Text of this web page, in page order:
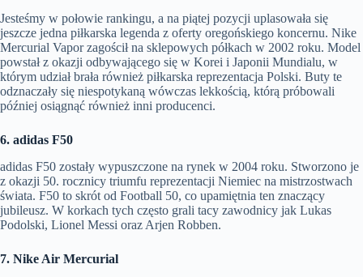
Jesteśmy w połowie rankingu, a na piątej pozycji uplasowała się
jeszcze jedna piłkarska legenda z oferty oregońskiego koncernu. Nike
Mercurial Vapor zagościł na sklepowych półkach w 2002 roku. Model
powstał z okazji odbywającego się w Korei i Japonii Mundialu, w
którym udział brała również piłkarska reprezentacja Polski. Buty te
odznaczały się niespotykaną wówczas lekkością, którą próbowali
później osiągnąć również inni producenci.
6. adidas F50
adidas F50 zostały wypuszczone na rynek w 2004 roku. Stworzono je
z okazji 50. rocznicy triumfu reprezentacji Niemiec na mistrzostwach
świata. F50 to skrót od Football 50, co upamiętnia ten znaczący
jubileusz. W korkach tych często grali tacy zawodnicy jak Lukas
Podolski, Lionel Messi oraz Arjen Robben.
7. Nike Air Mercurial